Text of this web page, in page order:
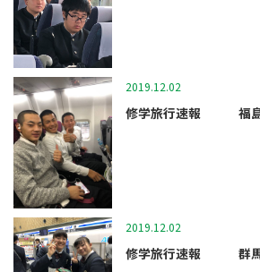
2019.12.02
修学旅行速報 福島
2019.12.02
修学旅行速報 群馬